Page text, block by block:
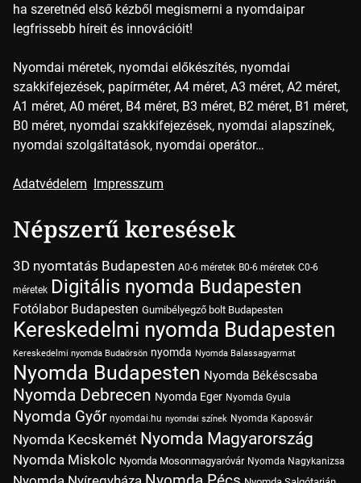
ha szeretnéd első kézből megismerni a nyomdaipar
legfrissebb híreit és innovációit!
Nyomdai méretek, nyomdai előkészítés, nyomdai
szakkifejezések, papírméter, A4 méret, A3 méret, A2 méret,
A1 méret, A0 méret, B4 méret, B3 méret, B2 méret, B1 méret,
B0 méret, nyomdai szakkifejezések, nyomdai alapszínek,
nyomdai szolgáltatások, nyomdai operátor…
Adatvédelem Impresszum
Népszerű keresések
3D nyomtatás Budapesten A0-6 méretek B0-6 méretek C0-6
méretek Digitális nyomda Budapesten
Fotólabor Budapesten Gumibélyegző bolt Budapesten
Kereskedelmi nyomda Budapesten
Kereskedelmi nyomda Budaörsön nyomda Nyomda Balassagyarmat
Nyomda Budapesten Nyomda Békéscsaba
Nyomda Debrecen Nyomda Eger Nyomda Gyula
Nyomda Győr nyomdai.hu nyomdai színek Nyomda Kaposvár
Nyomda Kecskemét Nyomda Magyarország
Nyomda Miskolc Nyomda Mosonmagyaróvár Nyomda Nagykanizsa